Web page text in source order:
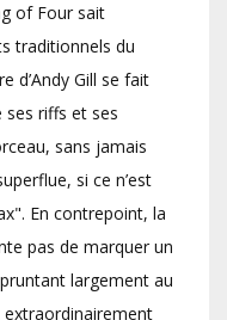
of Four sait
traditionnels du
d’Andy Gill se fait
ses riffs et ses
sans jamais
si ce n’est
En contrepoint, la
pas de marquer un
largement au